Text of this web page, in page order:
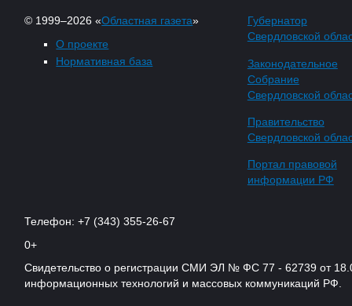
© 1999–2026 «Областная газета»
О проекте
Нормативная база
Губернатор
Свердловской
Законодательное
Собрание
Свердловской
Правительство
Свердловской
Портал правовой
информации РФ
Телефон: +7 (343) 355-26-67
0+
Свидетельство о регистрации СМИ ЭЛ № ФС 77 - 62739 от
информационных технологий и массовых коммуникаций РФ.